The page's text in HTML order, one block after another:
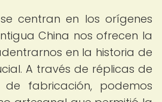
centran en los orígenes
China nos ofrecen la
en la historia de
A través de réplicas de
de fabricación, podemos